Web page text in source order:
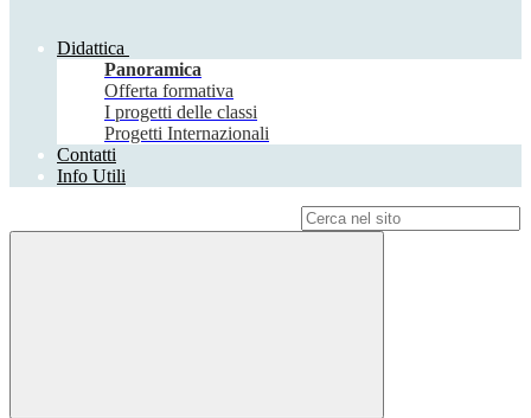
Didattica
Panoramica
Offerta formativa
I progetti delle classi
Progetti Internazionali
Contatti
Info Utili